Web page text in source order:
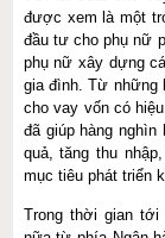
được xem là một
đầu tư cho phụ nữ
phụ nữ xây dựng
gia đình. Từ những
cho vay vốn có
đã giúp hàng
quả, tăng thu
mục tiêu phát triển
Trong thời gian tới